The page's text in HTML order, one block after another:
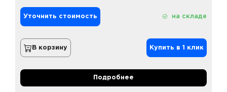
Уточнить стоимость на складе
В корзину Купить в 1 клик
Подробнее